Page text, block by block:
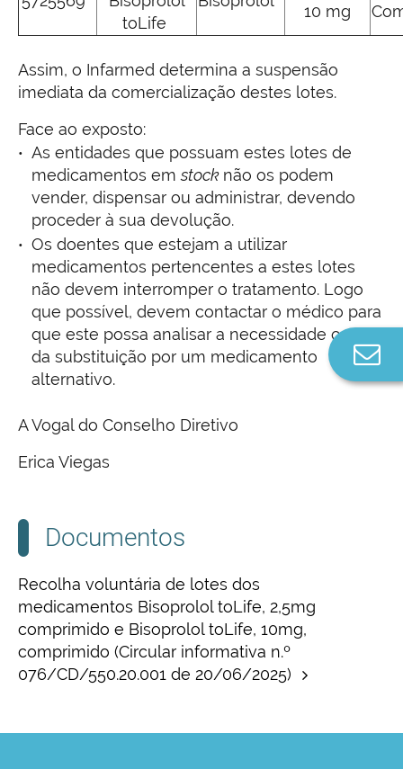
toLife
10 mg
Assim, o Infarmed determina a suspensão
imediata da comercialização destes lotes.
Face ao exposto:
As entidades que possuam estes lotes de
medicamentos emstock não os podem
vender, dispensar ou administrar, devendo
proceder à sua devolução.
Os doentes que estejam a utilizar
medicamentos pertencentes a estes lotes
não devem interromper o tratamento. Logo
que possível, devem contactar o médico para
que este possa analisar a necessidade ou não
da substituição por um medicamento
alternativo.
A Vogal do Conselho Diretivo
Erica Viegas
Documentos
Recolha voluntária de lotes dos
medicamentos Bisoprolol toLife, 2,5mg
comprimido e Bisoprolol toLife, 10mg,
comprimido (Circular informativa n.º
076/CD/550.20.001 de 20/06/2025)